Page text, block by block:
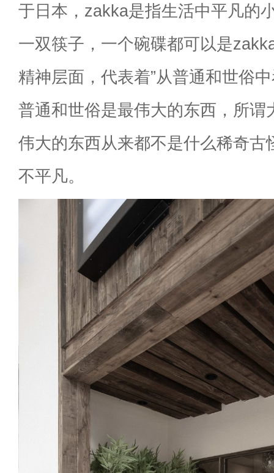
于日本，zakka是指生活中平凡的
一双筷子，一个碗碟都可以是
精神层面，代表着”从普通和世俗
普通和世俗是最伟大的东西，所谓
伟大的东西从来都不是什么稀奇古
不平凡。